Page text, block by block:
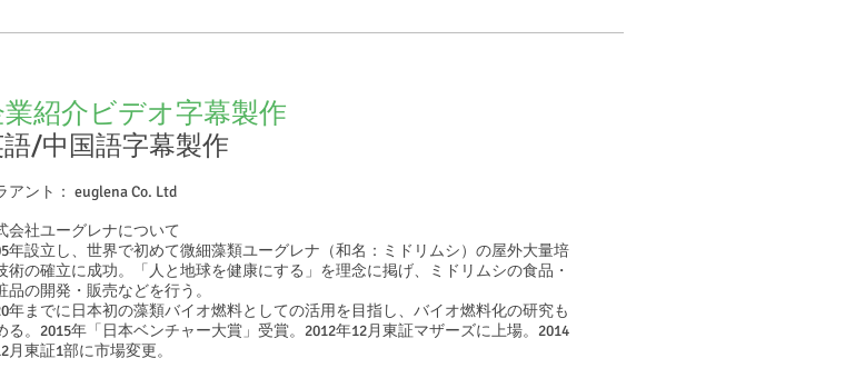
業紹介ビデオ字幕製作
/中国語字幕製作
アント： euglena Co. Ltd
会社ユーグレナについて
年設立し、世界で初めて微細藻類ユーグレナ（和名：ミドリムシ）の屋外大量培
術の確立に成功。「人と地球を健康にする」を理念に掲げ、ミドリムシの食品・
品の開発・販売などを行う。
年までに日本初の藻類バイオ燃料としての活用を目指し、バイオ燃料化の研究も
る。2015年「日本ベンチャー大賞」受賞。2012年12月東証マザーズに上場。2014
月東証1部に市場変更。